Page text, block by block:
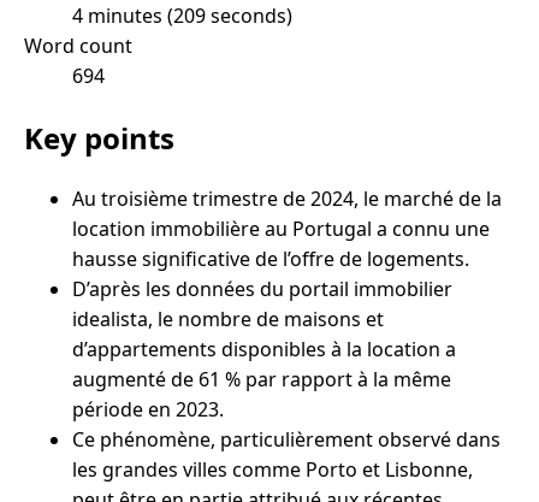
4 minutes (209 seconds)
Word count
694
Key points
Au troisième trimestre de 2024, le marché de la
location immobilière au Portugal a connu une
hausse significative de l’offre de logements.
D’après les données du portail immobilier
idealista, le nombre de maisons et
d’appartements disponibles à la location a
augmenté de 61 % par rapport à la même
période en 2023.
Ce phénomène, particulièrement observé dans
les grandes villes comme Porto et Lisbonne,